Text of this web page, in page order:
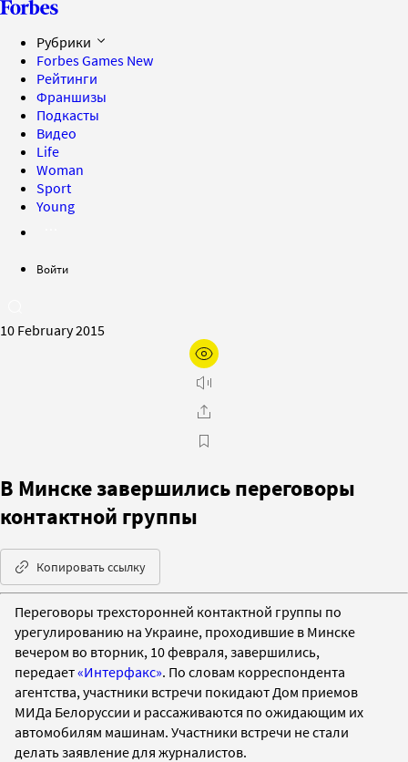
Рубрики
Forbes Games New
Рейтинги
Франшизы
Подкасты
Видео
Life
Woman
Sport
Young
Войти
10 February 2015
В Минске завершились переговоры
контактной группы
Копировать ссылку
Переговоры трехсторонней контактной группы по
урегулированию на Украине, проходившие в Минске
вечером во вторник, 10 февраля, завершились,
передает«Интерфакс». По словам корреспондента
агентства, участники встречи покидают Дом приемов
МИДа Белоруссии и рассаживаются по ожидающим их
автомобилям машинам. Участники встречи не стали
делать заявление для журналистов.